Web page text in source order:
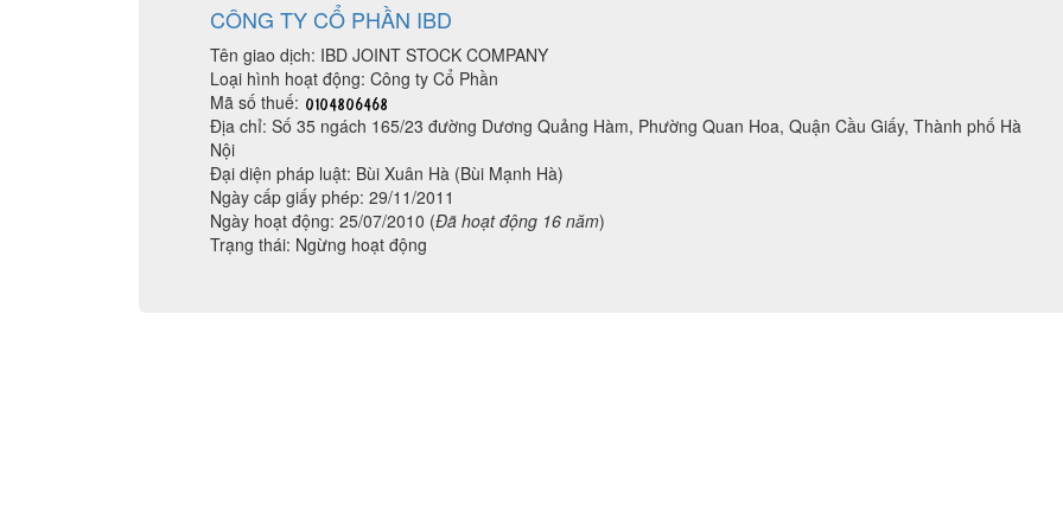
CÔNG TY CỔ PHẦN IBD
Tên giao dịch: IBD JOINT STOCK COMPANY
Loại hình hoạt động: Công ty Cổ Phần
Mã số thuế:
Địa chỉ: Số 35 ngách 165/23 đường Dương Quảng Hàm, Phường Quan Hoa, Quận Cầu Giấy, Thành phố Hà
Nội
Đại diện pháp luật: Bùi Xuân Hà (Bùi Mạnh Hà)
Ngày cấp giấy phép: 29/11/2011
Ngày hoạt động: 25/07/2010 (Đã hoạt động 16 năm)
Trạng thái: Ngừng hoạt động